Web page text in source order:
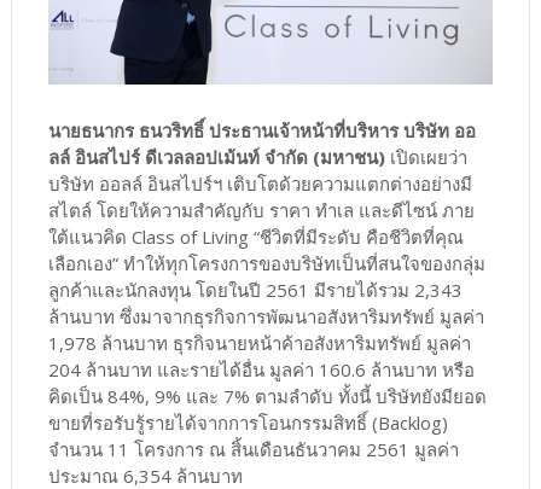
นายธนากร ธนวริทธิ์ ประธานเจ้าหน้าที่บริหาร บริษัท ออ
ลล์ อินสไปร์ ดีเวลลอปเม้นท์ จำกัด (มหาชน)เปิดเผยว่า
บริษัท ออลล์ อินสไปร์ฯ เติบโตด้วยความแตกต่างอย่างมี
สไตล์ โดยให้ความสำคัญกับ ราคา ทำเล และดีไซน์ ภาย
ใต้แนวคิด Class of Living “ชีวิตที่มีระดับ คือชีวิตที่คุณ
เลือกเอง” ทำให้ทุกโครงการของบริษัทเป็นที่สนใจของกลุ่ม
ลูกค้าและนักลงทุน โดยในปี 2561 มีรายได้รวม 2,343
ล้านบาท ซึ่งมาจากธุรกิจการพัฒนาอสังหาริมทรัพย์ มูลค่า
1,978 ล้านบาท ธุรกิจนายหน้าค้าอสังหาริมทรัพย์ มูลค่า
204 ล้านบาท และรายได้อื่น มูลค่า 160.6 ล้านบาท หรือ
คิดเป็น 84%, 9% และ 7% ตามลำดับ ทั้งนี้ บริษัทยังมียอด
ขายที่รอรับรู้รายได้จากการโอนกรรมสิทธิ์ (Backlog)
จำนวน 11 โครงการ ณ สิ้นเดือนธันวาคม 2561 มูลค่า
ประมาณ 6,354 ล้านบาท